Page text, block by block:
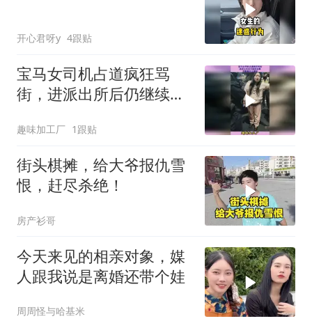
开心君呀y 4跟贴
宝马女司机占道疯狂骂
街，进派出所后仍继续发
趣味加工厂 1跟贴
街头棋摊，给大爷报仇雪
恨，赶尽杀绝！
房产衫哥
今天来见的相亲对象，媒
人跟我说是离婚还带个娃
周周怪与哈基米